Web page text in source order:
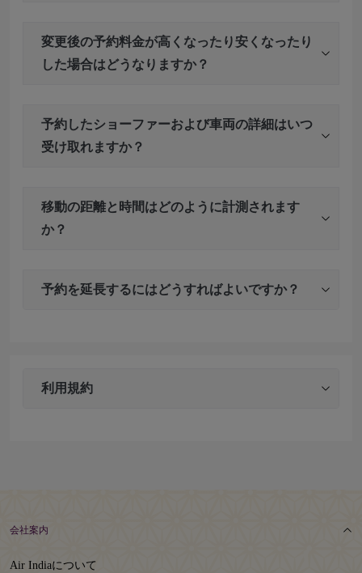
変更後の予約料金が高くなったり安くなったり
した場合はどうなりますか？
予約したショーファーおよび車両の詳細はいつ
受け取れますか？
移動の距離と時間はどのように計測されます
か？
予約を延長するにはどうすればよいですか？
利用規約
会社案内
Air Indiaについて